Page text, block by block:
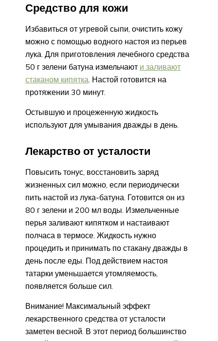
Средство для кожи
Избавиться от угревой сыпи, очистить кожу
можно с помощью водного настоя из перьев
лука. Для приготовления лечебного средства
50 г зелени батуна измельчают и заливают
стаканом кипятка . Настой готовится на
протяжении 30 минут.
Остывшую и процеженную жидкость
используют для умывания дважды в день.
Лекарство от усталости
Повысить тонус, восстановить заряд
жизненных сил можно, если периодически
пить настой из лука-батуна. Готовится он из
80 г зелени и 200 мл воды. Измельченные
перья заливают кипятком и настаивают
полчаса в термосе. Жидкость нужно
процедить и принимать по стакану дважды в
день после еды. Под действием настоя
татарки уменьшается утомляемость,
появляется больше сил.
Внимание! Максимальный эффект
лекарственного средства от усталости
заметен весной. В этот период большинство